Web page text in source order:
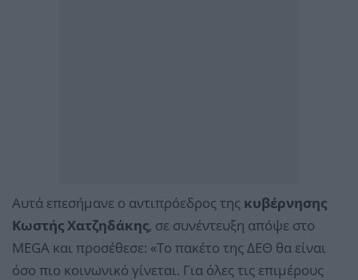
Αυτά επεσήμανε ο αντιπρόεδρος της κυβέρνησης
Κωστής Χατζηδάκης, σε συνέντευξη απόψε στο
MEGA και προσέθεσε: «Το πακέτο της ΔΕΘ θα είναι
όσο πιο κοινωνικό γίνεται. Για όλες τις επιμέρους